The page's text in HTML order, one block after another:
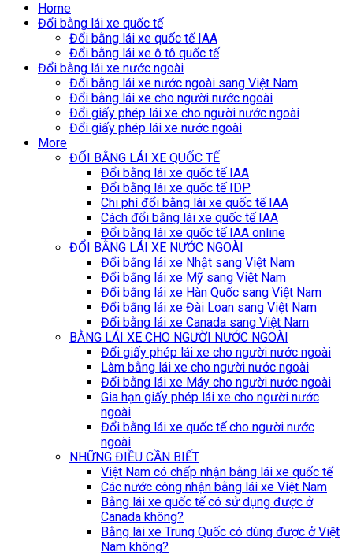
Home
Đổi bằng lái xe quốc tế
Đổi bằng lái xe quốc tế IAA
Đổi bằng lái xe ô tô quốc tế
Đổi bằng lái xe nước ngoài
Đổi bằng lái xe nước ngoài sang Việt Nam
Đổi bằng lái xe cho người nước ngoài
Đổi giấy phép lái xe cho người nước ngoài
Đổi giấy phép lái xe nước ngoài
More
ĐỔI BẰNG LÁI XE QUỐC TẾ
Đổi bằng lái xe quốc tế IAA
Đổi bằng lái xe quốc tế IDP
Chi phí đổi bằng lái xe quốc tế IAA
Cách đổi bằng lái xe quốc tế IAA
Đổi bằng lái xe quốc tế IAA online
ĐỔI BẰNG LÁI XE NƯỚC NGOÀI
Đổi bằng lái xe Nhật sang Việt Nam
Đổi bằng lái xe Mỹ sang Việt Nam
Đổi bằng lái xe Hàn Quốc sang Việt Nam
Đổi bằng lái xe Đài Loan sang Việt Nam
Đổi bằng lái xe Canada sang Việt Nam
BẰNG LÁI XE CHO NGƯỜI NƯỚC NGOÀI
Đổi giấy phép lái xe cho người nước ngoài
Làm bằng lái xe cho người nước ngoài
Đổi bằng lái xe Máy cho người nước ngoài
Gia hạn giấy phép lái xe cho người nước
ngoài
Đổi bằng lái xe quốc tế cho người nước
ngoài
NHỮNG ĐIỀU CẦN BIẾT
Việt Nam có chấp nhận bằng lái xe quốc tế
Các nước công nhận bằng lái xe Việt Nam
Bằng lái xe quốc tế có sử dụng được ở
Canada không?
Bằng lái xe Trung Quốc có dùng được ở Việt
Nam không?